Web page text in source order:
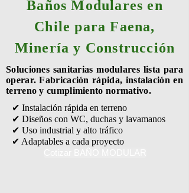
Baños Modulares en
Chile para Faena,
Minería y Construcción
Soluciones sanitarias modulares lista para
operar. Fabricación rápida, instalación en
terreno y cumplimiento normativo.
✔ Instalación rápida en terreno
✔ Diseños con WC, duchas y lavamanos
✔ Uso industrial y alto tráfico
✔ Adaptables a cada proyecto